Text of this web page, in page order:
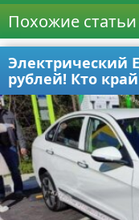
Похожие статьи
Электрический
рублей! Кто